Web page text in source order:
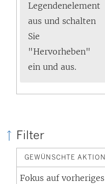
Legendenelement
aus und schalten
Sie
"Hervorheben"
ein und aus.
Filter
GEWÜNSCHTE AKTION
Fokus auf vorheriges